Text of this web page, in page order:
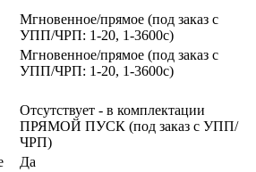
Мгновенное/прямое (под заказ с
УПП/ЧРП: 1-20, 1-3600с)
Мгновенное/прямое (под заказ с
УПП/ЧРП: 1-20, 1-3600с)
Отсутствует - в комплектации
ПРЯМОЙ ПУСК (под заказ с УПП/
ЧРП)
Да